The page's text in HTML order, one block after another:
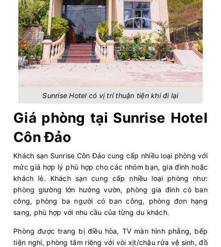
Sunrise Hotel có vị trí thuận tiện khi đi lại
Giá phòng tại Sunrise Hotel
Côn Đảo
Khách sạn Sunrise Côn Đảo cung cấp nhiều loại phòng với
mức giá hợp lý phù hợp cho các nhóm bạn, gia đình hoặc
khách lẻ. Khách sạn cung cấp nhiều loại phòng như:
phòng giường lớn hướng vườn, phòng gia đình có ban
công, phòng ba người có ban công, phòng đơn hạng
sang, phù hợp với nhu cầu của từng du khách.
Phòng được trang bị điều hòa, TV màn hình phẳng, bếp
tiện nghi, phòng tắm riêng với vòi xịt/chậu rửa vệ sinh, đồ